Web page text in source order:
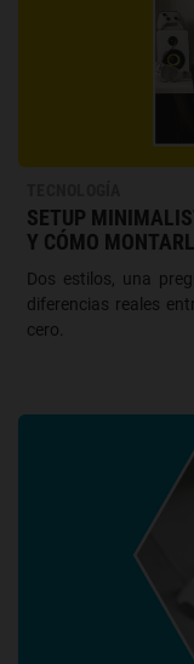
SETUP
Y CÓMO
Dos estilos, una
diferencias reales
cero.